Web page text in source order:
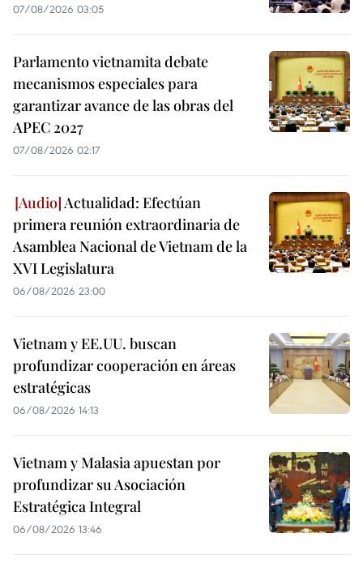
07/08/2026 03:05
Parlamento vietnamita debate
mecanismos especiales para
garantizar avance de las obras del
APEC 2027
07/08/2026 02:17
Actualidad: Efectúan
primera reunión extraordinaria de
Asamblea Nacional de Vietnam de la
XVI Legislatura
06/08/2026 23:00
Vietnam y EE.UU. buscan
profundizar cooperación en áreas
estratégicas
06/08/2026 14:13
Vietnam y Malasia apuestan por
profundizar su Asociación
Estratégica Integral
06/08/2026 13:46